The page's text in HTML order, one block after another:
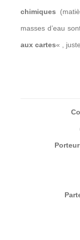
chimiques
masses d’eau
aux cartes« ,